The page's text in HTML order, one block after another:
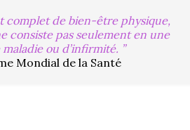
complet de bien-être physique,
consiste pas seulement en une
ou d’infirmité.
Mondial de la Santé